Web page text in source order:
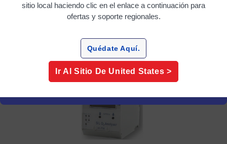
sitio local haciendo clic en el enlace a continuación para
ofertas y soporte regionales.
Quédate Aquí.
Ir Al Sitio De United States >